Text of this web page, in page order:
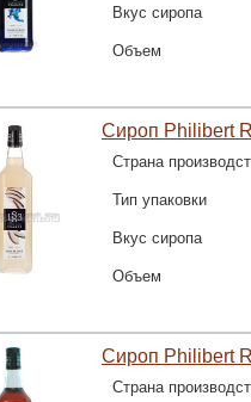
Вкус сиропа
Объем
Сироп Philibert
Страна
Тип упаковки
Вкус сиропа
Объем
Сироп Philibert
Страна